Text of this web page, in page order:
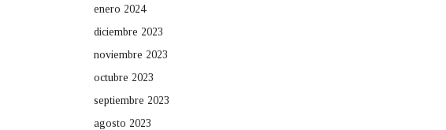
enero 2024
diciembre 2023
noviembre 2023
octubre 2023
septiembre 2023
agosto 2023